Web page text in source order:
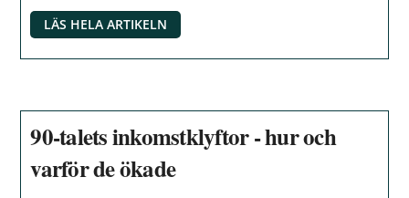
LÄS HELA ARTIKELN
90-talets inkomstklyftor - hur och
varför de ökade